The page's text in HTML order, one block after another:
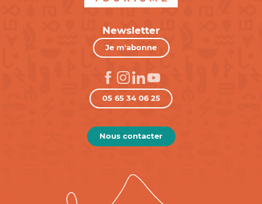
Newsletter
Je m'abonne
05 65 34 06 25
Nous contacter